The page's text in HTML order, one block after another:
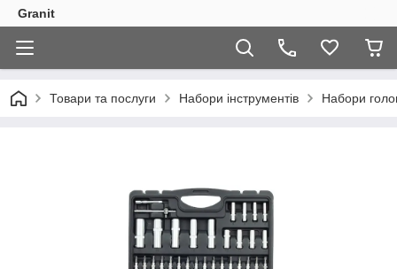
Granit
Товари та послуги Набори інструментів Набори